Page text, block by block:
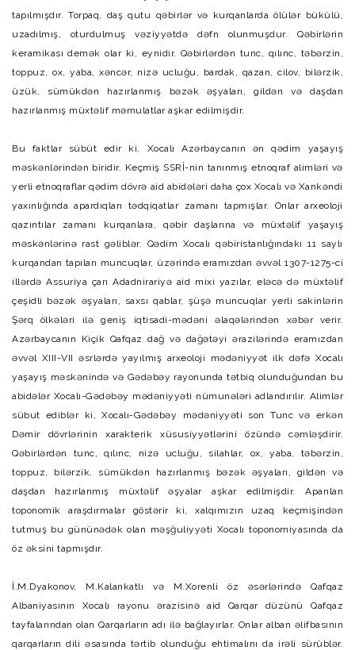
tapılmışdır. Torpaq, daş qutu qəbirlər və kurqanlarda ölülər bükülü,
uzadılmış, oturdulmuş vəziyyətdə dəfn olunmuşdur. Qəbirlərin
keramikası demək olar ki, eynidir. Qəbirlərdən tunc, qılınc, təbərzin,
toppuz, ox, yaba, xəncər, nizə ucluğu, bardak, qazan, cilov, bilərzik,
üzük, sümükdən hazırlanmış bəzək əşyaları, gildən və daşdan
hazırlanmış müxtəlif məmulatlar aşkar edilmişdir.
Bu faktlar sübüt edir ki, Xocalı Azərbaycanın ən qədim yaşayış
məskənlərindən biridir. Keçmiş SSRİ-nin tanınmış etnoqraf alimləri və
yerli etnoqraflar qədim dövrə aid abidələri daha çox Xocalı və Xankəndi
yaxınlığında apardıqları tədqiqatlar zamanı tapmışlar. Onlar arxeoloji
qazıntılar zamanı kurqanlara, qəbir daşlarına və müxtəlif yaşayış
məskənlərinə rast gəliblər. Qədim Xocalı qəbiristanlığındakı 11 saylı
kurqandan tapılan muncuqlar, üzərində eramızdan əvvəl 1307-1275-ci
illərdə Assuriya çarı Adadnirariyə aid mixi yazılar, eləcə də müxtəlif
çeşidli bəzək əşyaları, saxsı qablar, şüşə muncuqlar yerli sakinlərin
Şərq ölkələri ilə geniş iqtisadi-mədəni əlaqələrindən xəbər verir.
Azərbaycanın Kiçik Qafqaz dağ və dağətəyi ərazilərində eramızdan
əvvəl XIII-VII əsrlərdə yayılmış arxeoloji mədəniyyət ilk dəfə Xocalı
yaşayış məskənində və Gədəbəy rayonunda tətbiq olunduğundan bu
abidələr Xocalı-Gədəbəy mədəniyyəti nümunələri adlandırılır. Alimlər
sübut ediblər ki, Xocalı-Gədəbəy mədəniyyəti son Tunc və erkən
Dəmir dövrlərinin xarakterik xüsusiyyətlərini özündə cəmləşdirir.
Qəbirlərdən tunc, qılınc, nizə ucluğu, silahlar, ox, yaba, təbərzin,
toppuz, bilərzik, sümükdən hazırlanmış bəzək əşyaları, gildən və
daşdan hazırlanmış müxtəlif əşyalar aşkar edilmişdir. Aparılan
toponomik araşdırmalar göstərir ki, xalqımızın uzaq keçmişindən
tutmuş bu gününədək olan məşğuliyyəti Xocalı toponomiyasında da
öz əksini tapmışdır.
İ.M.Dyakonov, M.Kalankatlı və M.Xorenli öz əsərlərində Qafqaz
Albaniyasının Xocalı rayonu ərazisinə aid Qarqar düzünü Qafqaz
tayfalarından olan Qarqarların adı ilə bağlayırlar. Onlar alban əlifbasının
qarqarların dili əsasında tərtib olunduğu ehtimalını da irəli sürüblər.